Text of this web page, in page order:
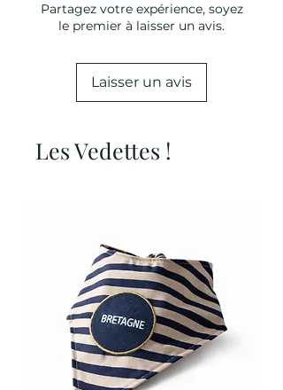
Partagez votre expérience, soyez
le premier à laisser un avis.
Laisser un avis
Les Vedettes !